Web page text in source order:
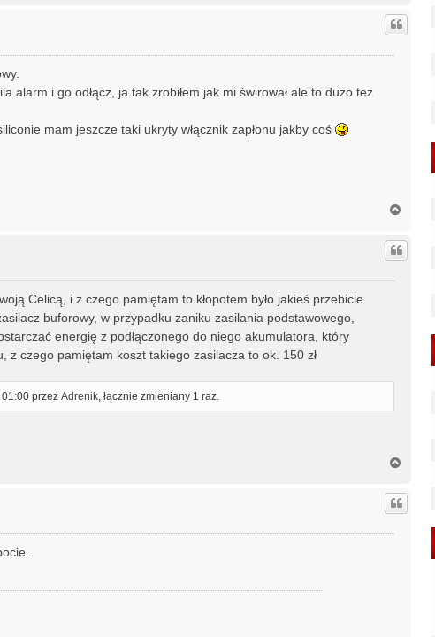
g
r
alarm i go odłącz, ja tak zrobiłem jak mi świrował ale to dużo tez
mam jeszcze taki ukryty włącznik zapłonu jakby coś
g
r
Celicą, i z czego pamiętam to kłopotem było jakieś przebicie
buforowy, w przypadku zaniku zasilania podstawowego,
energię z podłączonego do niego akumulatora, który
z czego pamiętam koszt takiego zasilacza to ok. 150 zł
przez Adrenik , łącznie zmieniany 1 raz.
g
r